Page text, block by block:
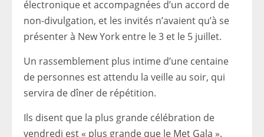
électronique et accompagnées d’un accord de
non-divulgation, et les invités n’avaient qu’à se
présenter à New York entre le 3 et le 5 juillet.
Un rassemblement plus intime d’une centaine
de personnes est attendu la veille au soir, qui
servira de dîner de répétition.
Ils disent que la plus grande célébration de
vendredi est « plus grande que le Met Gala ».